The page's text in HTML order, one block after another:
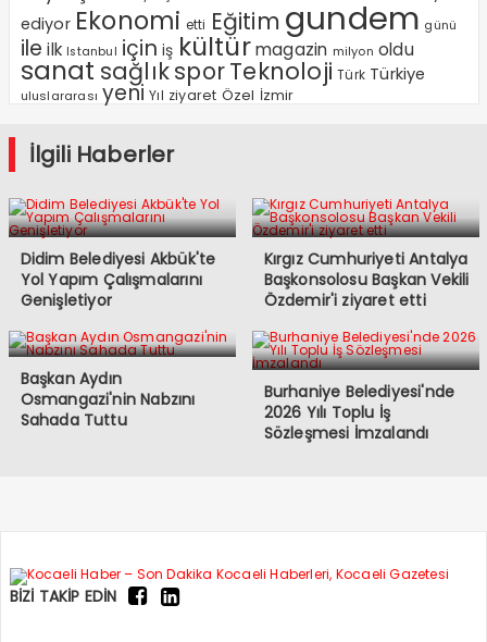
ediyor Ekonomi etti Eğitim gundem günü
ile ilk Istanbul için iş kültür magazin milyon oldu
sanat sağlıksporTeknoloji Türk Türkiye
uluslararası yeni Yıl ziyaret Özel İzmir
İlgili Haberler
Didim Belediyesi Akbük'te
Yol Yapım Çalışmalarını
Genişletiyor
Kırgız Cumhuriyeti Antalya
Başkonsolosu Başkan Vekili
Özdemir'i ziyaret etti
Başkan Aydın
Osmangazi'nin Nabzını
Sahada Tuttu
Burhaniye Belediyesi'nde
2026 Yılı Toplu İş
Sözleşmesi İmzalandı
BİZİ TAKİP EDİN